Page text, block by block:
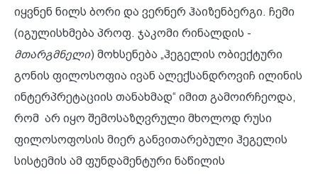
იყვნენ ნილს ბორი და ვერნერ ჰაიზენბერგი. ჩემი
(იგულისხმება პროფ. ჯაკომი რინალდის -
მთარგმნელი) მოხსენება „ჰეგელის ობიექტური
გონის ფილოსოფია ივან ალექსანდროვიჩ ილინის
ინტერპრეტაციის თანახმად“ იმით გამოირჩეოდა,
რომ არ იყო შემოსაზღვრული მხოლოდ რუსი
ფილოსოფოსის მიერ განვითარებული ჰეგელის
სისტემის ამ ფუნდამენტური ნაწილის